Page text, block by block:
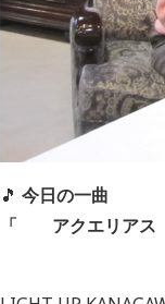
🎵 今日の一曲
「 アクエリアス